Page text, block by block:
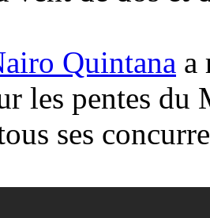
Quintana a
les pentes
ses